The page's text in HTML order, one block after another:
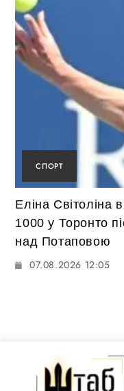
СПОРТ
Еліна Світоліна
1000 у Торонто
над Потаповою
07.08.2026 12:05